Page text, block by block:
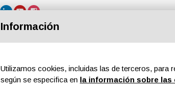
Información
Utilizamos cookies, incluidas las de terceros, para
según se especifica en la información sobre las